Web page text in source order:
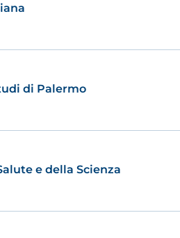
di Palermo
e della Scienza